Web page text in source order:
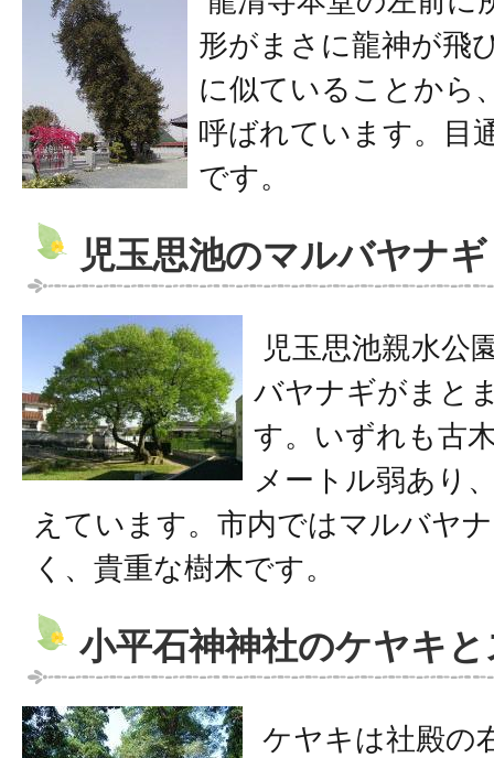
形がまさに龍神が飛
に似ていることから
呼ばれています。目
です。
児玉思池のマルバヤナギ
児玉思池親水公
バヤナギがまと
す。いずれも古
メートル弱あり
えています。市内ではマルバヤ
く、貴重な樹木です。
小平石神神社のケヤキ
ケヤキは社殿の